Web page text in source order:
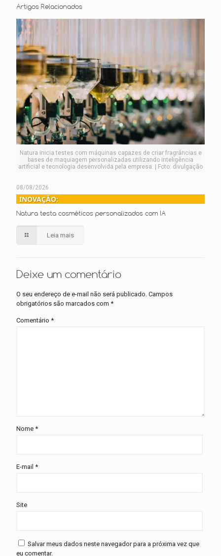
Artigos Relacionados
Natura inicia testes com máquinas capazes de criar fragrâncias e
bases de maquiagem personalizadas utilizando inteligência
artificial e tecnologia desenvolvida pela empresa. | Foto: divulgação
08/08/2026
INOVAÇÃO:
Natura testa cosméticos personalizados com IA
Leia mais
Deixe um comentário
O seu endereço de e-mail não será publicado. Campos
obrigatórios são marcados com *
Comentário *
Nome *
E-mail *
Site
Salvar meus dados neste navegador para a próxima vez que
eu comentar.